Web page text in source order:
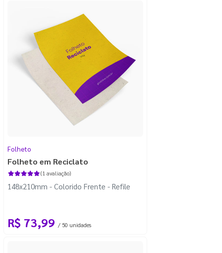
Folheto
Folheto em Reciclato
(1 avaliação)
148x210mm - Colorido Frente - Refile
R$ 73,99 / 50 unidades